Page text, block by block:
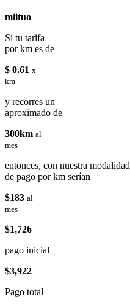
miituo
Si tu tarifa
por km es de
$ 0.61 x
km
y recorres un
aproximado de
300km al
mes
entonces, con nuestra modalidad
de pago por km serían
$183 al
mes
$1,726
pago inicial
$3,922
Pago total